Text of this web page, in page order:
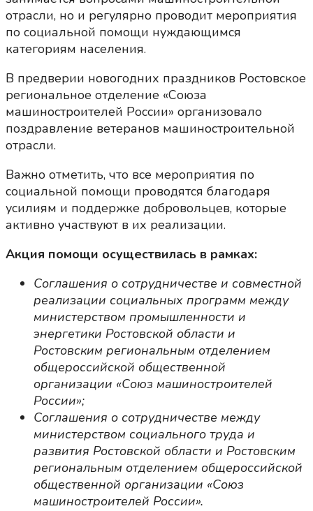
отрасли, но и регулярно проводит мероприятия
по социальной помощи нуждающимся
категориям населения.
В предверии новогодних праздников Ростовское
региональное отделение «Союза
машиностроителей России» организовало
поздравление ветеранов машиностроительной
отрасли.
Важно отметить, что все мероприятия по
социальной помощи проводятся благодаря
усилиям и поддержке добровольцев, которые
активно участвуют в их реализации.
Акция помощи осуществилась в рамках:
Соглашения о сотрудничестве и совместной
реализации социальных программ между
министерством промышленности и
энергетики Ростовской области и
Ростовским региональным отделением
общероссийской общественной
организации «Союз машиностроителей
России»;
Соглашения о сотрудничестве между
министерством социального труда и
развития Ростовской области и Ростовским
региональным отделением общероссийской
общественной организации «Союз
машиностроителей России».